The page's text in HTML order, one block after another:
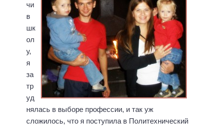
чи
в
шк
ол
у,
я
за
тр
уд
нялась в выборе профессии, и так уж
сложилось, что я поступила в Политехнический